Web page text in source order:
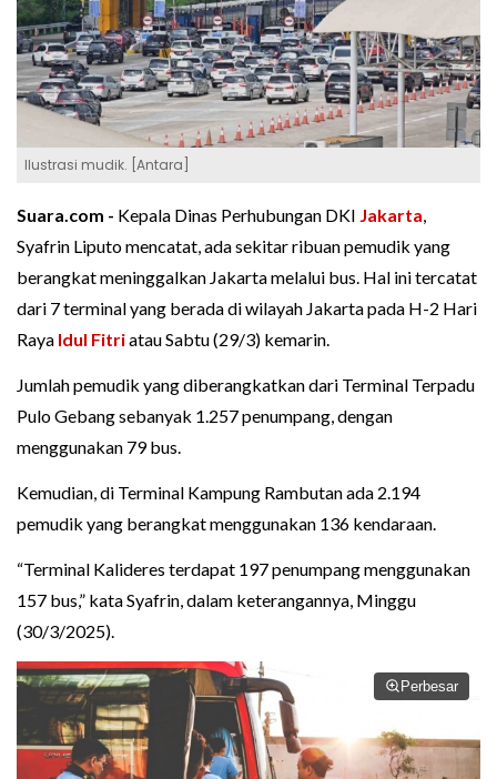
Ilustrasi mudik. [Antara]
Suara.com - Kepala Dinas Perhubungan DKI Jakarta,
Syafrin Liputo mencatat, ada sekitar ribuan pemudik yang
berangkat meninggalkan Jakarta melalui bus. Hal ini tercatat
dari 7 terminal yang berada di wilayah Jakarta pada H-2 Hari
Raya Idul Fitriatau Sabtu (29/3) kemarin.
Jumlah pemudik yang diberangkatkan dari Terminal Terpadu
Pulo Gebang sebanyak 1.257 penumpang, dengan
menggunakan 79 bus.
Kemudian, di Terminal Kampung Rambutan ada 2.194
pemudik yang berangkat menggunakan 136 kendaraan.
“Terminal Kalideres terdapat 197 penumpang menggunakan
157 bus,” kata Syafrin, dalam keterangannya, Minggu
(30/3/2025).
Perbesar